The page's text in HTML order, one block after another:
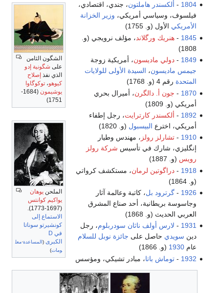
الشگون الثامن
على شگونية إدو
الذي نفذ إصلاح
كيوهو، توكوگاوا
يوشيمون
(1684-
1751)
الملحن يوهان
يواكيم كوانتس
(1697-1773).
الاستماع إلى
كونشيرتو سوناتا
في D
الكبرى (المساعدة·معل
ومات)
1804
- ألكسندر هاملتون، جندي، اقتصادي،
فيلسوف، وسياسي أمريكي، وزير الخزانة
الأمريكي الأول (و. 1755)
1845
-هنريك ورگلاند، مؤلف نرويجي (و.
1808)
1849
-دولي ماديسون، أمريكية زوجة
جيمس ماديسون، السيدة الأولى للولايات
المتحدة رقم 4 (و. 1768)
1870
- جون أ. دالگرن، أميرال بحري
أمريكي (و. 1809)
1892
- ألكسندر كارترايت، رجل إطفاء
أمريكي، اخترع البيسبول (و. 1820)
1910
-تشارلز رولز ، مهندس وطيار
إنگليزي، شارك في تأسيس شركة رولز
رويس (و. 1887)
1918
-دراگوتين لرمان، مستكشف كرواتي
(و. 1864)
1926
-گرترود بل، كاتبة وعالمة آثار
وجاسوسة بريطانية، أحد صناع المشرق
العربي الحديث (و. 1868)
1931
- لارس أولف ناثان سودربلوم، رجل
دين سويدي حاصل على جائزة نوبل للسلام
عام1930 (و. 1866)
1932
-توماش باتا، مبادر تشيكي، ومؤسس